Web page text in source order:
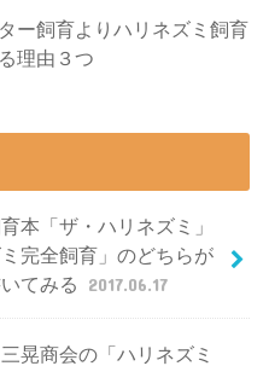
ー飼育よりハリネズミ飼育
理由３つ
本「ザ・ハリネズミ」
完全飼育」のどちらが
てみる
2017.06.17
晃商会の「ハリネズミ